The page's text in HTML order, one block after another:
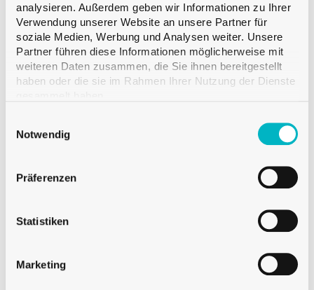
analysieren. Außerdem geben wir Informationen zu Ihrer
Verwendung unserer Website an unsere Partner für
soziale Medien, Werbung und Analysen weiter. Unsere
Partner führen diese Informationen möglicherweise mit
weiteren Daten zusammen, die Sie ihnen bereitgestellt
haben oder die sie im Rahmen Ihrer Nutzung der Dienste
Notwendig
Präferenzen
Statistiken
Marketing
Durchmesser
96.0 mm
Menge pro Palette
VMF 720
Muster hinzufügen
Verkauf ab einer Palette
Beschreibung